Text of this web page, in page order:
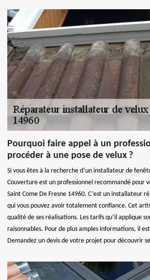
Pourquoi faire appel à un
procéder à une pose de velux ?
Si vous êtes à la recherche d’un installateur de
Couverture est un professionnel recommandé pour
Saint Come De Fresne 14960. C’est un installateur
qui vous pouvez avoir totalement confiance. Cet
qualité de ses réalisations. Les tarifs qu’il applique
raisonnables. Pour de plus amples informations, il
Demandez un devis de votre projet pour découvrir